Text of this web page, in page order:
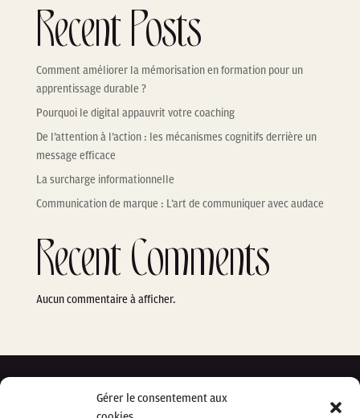
Gérer le consentement aux
Recent Posts
Comment améliorer la mémorisation en formation pour un
apprentissage durable ?
Pourquoi le digital appauvrit votre coaching
De l’attention à l’action : les mécanismes cognitifs derrière un
message efficace
La surcharge informationnelle
Communication de marque : L’art de communiquer avec audace
Recent Comments
Aucun commentaire à afficher.